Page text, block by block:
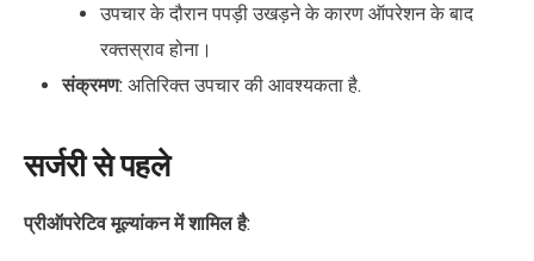
उपचार के दौरान पपड़ी उखड़ने के कारण ऑपरेशन के बाद
रक्तस्राव होना।
संक्रमण: अतिरिक्त उपचार की आवश्यकता है.
सर्जरी से पहले
प्रीऑपरेटिव मूल्यांकन में शामिल है: